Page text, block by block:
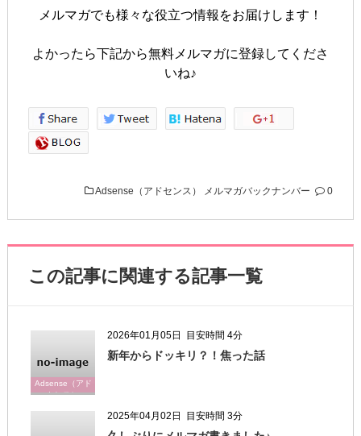
メルマガでも様々な役立つ情報をお届けします！
よかったら下記から無料メルマガに登録してくださ
いね♪
Adsense（アドセンス） メルマガバックナンバー 0
この記事に関連する記事一覧
Adsense（アド
センス）
2026年01月05日 目安時間 4分
新年からドッキリ？！焦った話
2025年04月02日 目安時間 3分